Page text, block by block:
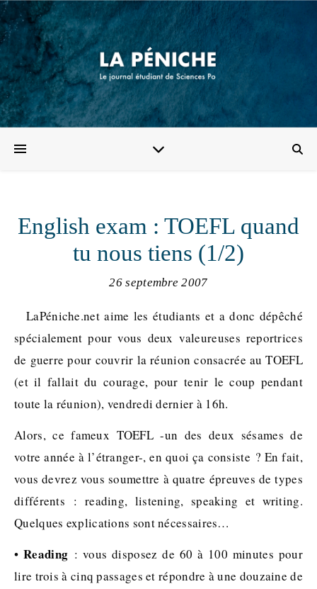
English exam : TOEFL quand
tu nous tiens (1/2)
26 septembre 2007
LaPéniche.net aime les étudiants et a donc dépêché
spécialement pour vous deux valeureuses reportrices
de guerre pour couvrir la réunion consacrée au TOEFL
(et il fallait du courage, pour tenir le coup pendant
toute la réunion), vendredi dernier à 16h.
Alors, ce fameux TOEFL -un des deux sésames de
votre année à l’étranger-, en quoi ça consiste ? En fait,
vous devrez vous soumettre à quatre épreuves de types
différents : reading, listening, speaking et writing.
Quelques explications sont nécessaires…
•Reading : vous disposez de 60 à 100 minutes pour
lire trois à cinq passages et répondre à une douzaine de